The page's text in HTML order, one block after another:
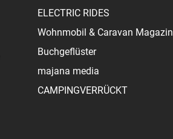
ELECTRIC RIDES
Wohnmobil & Caravan Magazin
Buchgeflüster
majana media
CAMPINGVERRÜCKT